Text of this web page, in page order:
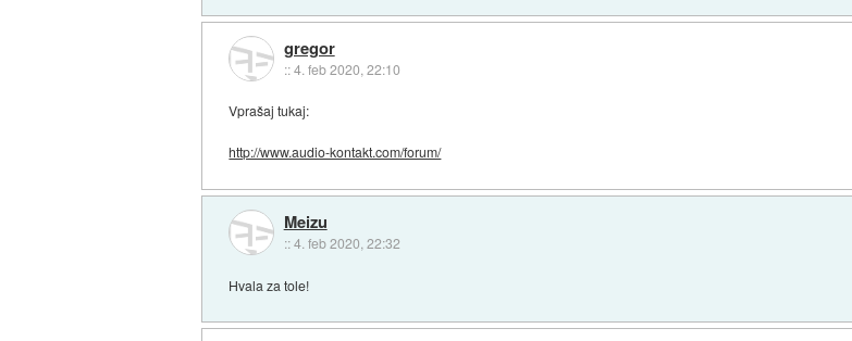
gregor
::4. feb 2020, 22:10
Vprašaj tukaj:
http://www.audio-kontakt.com/forum/
Meizu
::4. feb 2020, 22:32
Hvala za tole!